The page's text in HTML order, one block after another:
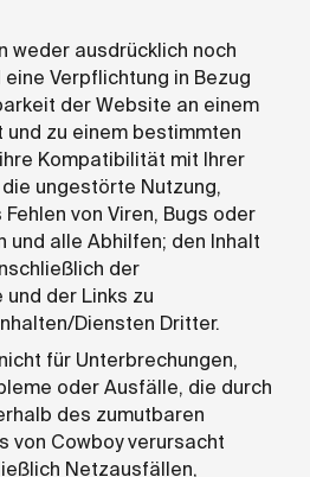
weder ausdrücklich noch
Verpflichtung in Bezug
der Website an einem
zu einem bestimmten
Kompatibilität mit Ihrer
ungestörte Nutzung,
von Viren, Bugs oder
und alle Abhilfen; den Inhalt
der
der Links zu
Diensten Dritter.
für Unterbrechungen,
oder Ausfälle, die durch
des zumutbaren
von Cowboy verursacht
Netzausfällen,